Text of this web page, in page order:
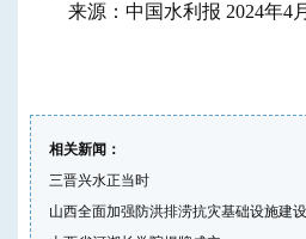
来源：中国水利报 2024年4
相关新闻：
三晋兴水正当时
山西全面加强防洪排涝抗灾基础设施建设